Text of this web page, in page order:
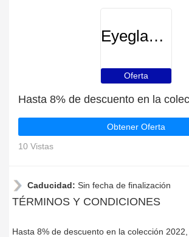
Eyeglasses
Oferta
Hasta 8% de descuento en la
Obtener Oferta
10 Vistas
Caducidad: Sin fecha de finalización
TÉRMINOS Y CONDICIONES
Hasta 8% de descuento en la colección 2022,